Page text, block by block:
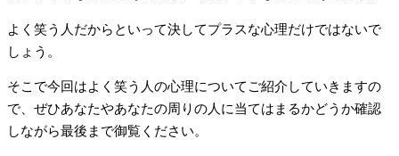
よく笑う人だからといって決してプラスな心理だけではないで
しょう。
そこで今回はよく笑う人の心理についてご紹介していきますの
で、ぜひあなたやあなたの周りの人に当てはまるかどうか確認
しながら最後まで御覧ください。